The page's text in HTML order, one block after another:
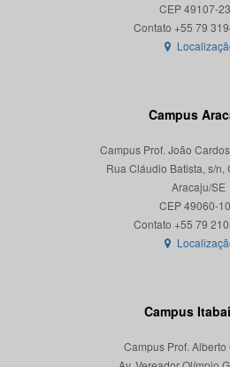
CEP 49107-
Campus
Campus Prof. João
Rua Cláudio Batista, s/n,
Aracaju/SE
CEP 49060-
Campus
Campus Prof. Alberto